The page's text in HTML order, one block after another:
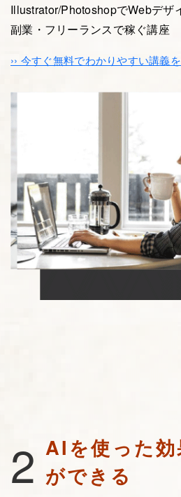
Illustrator/PhotoshopでWebデザ
副業・フリーランスで稼ぐ講座
›› 今すぐ無料でわかりやすい講義
2 AIを使った効
ができる